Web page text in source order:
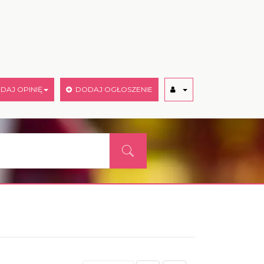
OPINIĘ DODAJ OGŁOSZENIE